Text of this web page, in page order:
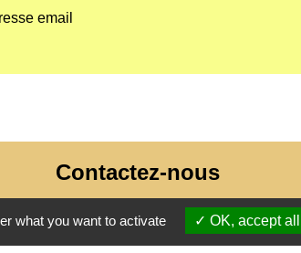
email
Contactez-nous
Commune de Thénezay
28 Place de l'Hôtel de Ville
what you want to activate OK, accept all